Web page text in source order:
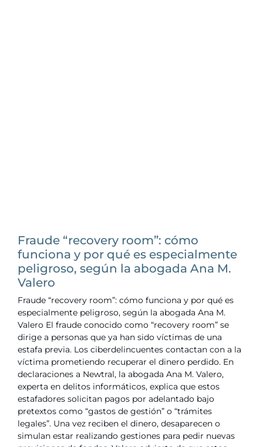
Fraude “recovery room”: cómo
funciona y por qué es especialmente
peligroso, según la abogada Ana M.
Valero
Fraude “recovery room”: cómo funciona y por qué es
especialmente peligroso, según la abogada Ana M.
Valero El fraude conocido como “recovery room” se
dirige a personas que ya han sido víctimas de una
estafa previa. Los ciberdelincuentes contactan con a la
víctima prometiendo recuperar el dinero perdido. En
declaraciones a Newtral, la abogada Ana M. Valero,
experta en delitos informáticos, explica que estos
estafadores solicitan pagos por adelantado bajo
pretextos como “gastos de gestión” o “trámites
legales”. Una vez reciben el dinero, desaparecen o
simulan estar realizando gestiones para pedir nuevas